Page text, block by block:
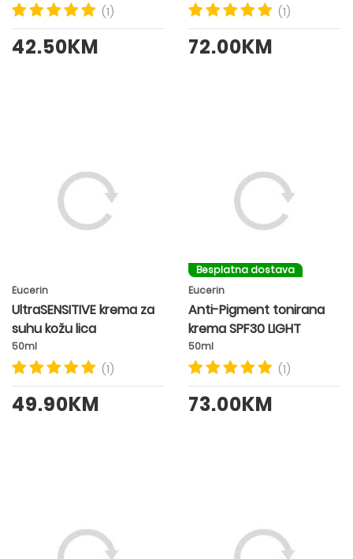
(1)
42.50KM
(1)
72.00KM
Eucerin
UltraSENSITIVE krema za
suhu kožu lica
50ml
(1)
49.90KM
Besplatna dostava
Eucerin
Anti-Pigment tonirana
krema SPF30 LIGHT
50ml
(1)
73.00KM